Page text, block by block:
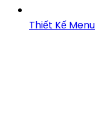
Thiết Kế Menu